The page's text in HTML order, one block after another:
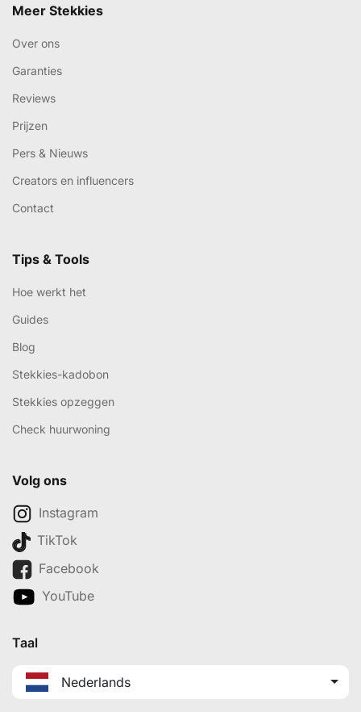
Meer Stekkies
Over ons
Garanties
Reviews
Prijzen
Pers & Nieuws
Creators en influencers
Contact
Tips & Tools
Hoe werkt het
Guides
Blog
Stekkies-kadobon
Stekkies opzeggen
Check huurwoning
Volg ons
Instagram
TikTok
Facebook
YouTube
Taal
Nederlands